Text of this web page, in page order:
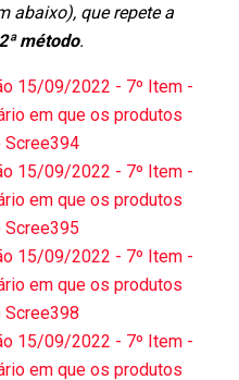
abaixo), que repete a
método.